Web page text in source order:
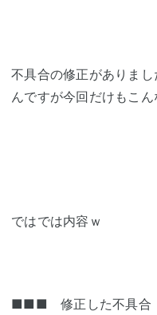
不具合の修正がありま
んですが今回だけもこ
ではでは内容ｗ
■■■ 修正した不具